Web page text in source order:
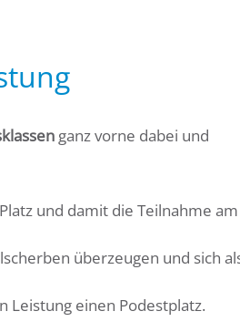
ganz vorne dabei und
und damit die Teilnahme am
überzeugen und sich
Leistung einen Podestplatz.